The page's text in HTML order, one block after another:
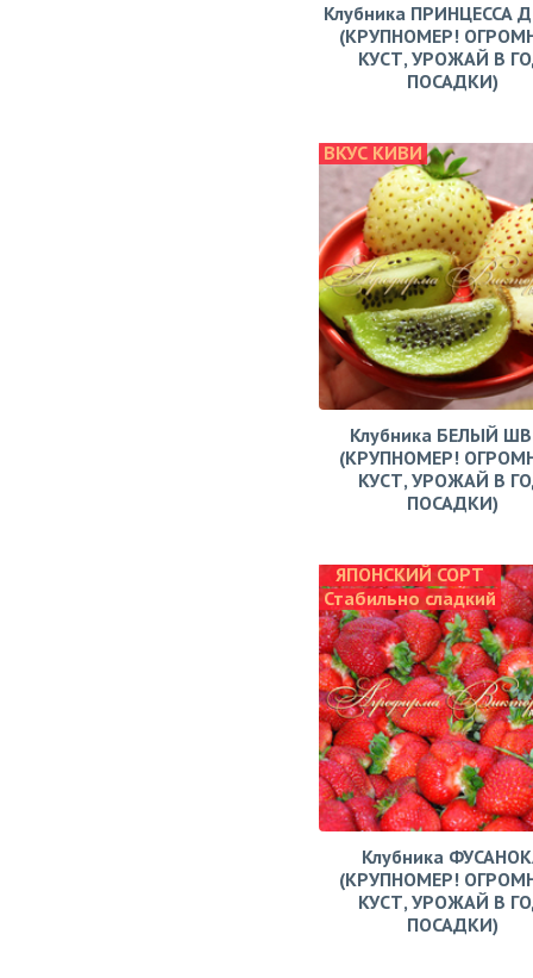
Клубника ПРИНЦЕССА
(КРУПНОМЕР!
КУСТ, УРОЖАЙ В
ПОСАДКИ)
ВКУС КИВИ
Клубника БЕЛЫЙ
(КРУПНОМЕР!
КУСТ, УРОЖАЙ В
ПОСАДКИ)
ЯПОНСКИЙ СОРТ
Стабильно сладкий
Клубника
(КРУПНОМЕР!
КУСТ, УРОЖАЙ В
ПОСАДКИ)